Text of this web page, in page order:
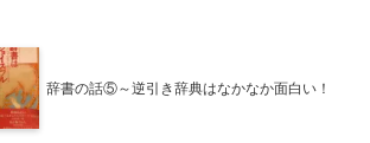
辞書の話⑤～逆引き辞典はなかなか面白い！